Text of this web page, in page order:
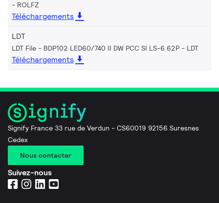
ROLFZ
Téléchargements
LDT
LDT File - BDP102 LED60/740 II DW PCC SI LS-6 62P LDT
Téléchargements
Signify France 33 rue de Verdun - CS60019 92156 Suresnes
Cedex
Nous contacter
Suivez-nous